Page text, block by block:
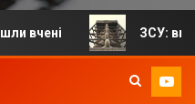
ЗСУ: вночі